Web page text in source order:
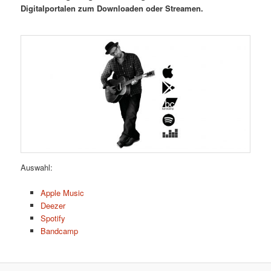
Digitalportalen zum Downloaden oder Streamen.
Auswahl:
Apple Music
Deezer
Spotify
Bandcamp